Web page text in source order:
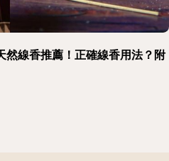
線香推薦！正確線香用法？附